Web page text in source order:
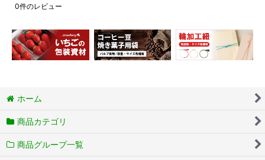
0件のレビュー
ホーム
商品カテゴリ
商品グループ一覧